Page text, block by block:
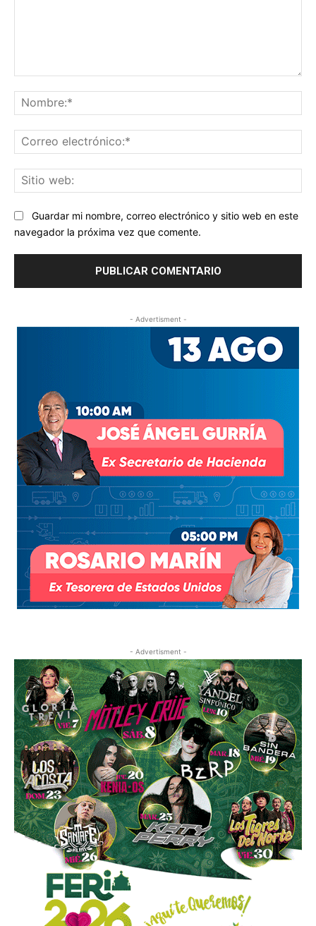
Guardar mi nombre, correo electrónico y sitio web en este
navegador la próxima vez que comente.
- Advertisment -
- Advertisment -